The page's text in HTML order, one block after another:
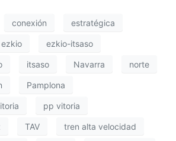
conexión estratégica
ezkio ezkio-itsaso
itsaso Navarra norte
Pamplona
pp vitoria
TAV tren alta velocidad